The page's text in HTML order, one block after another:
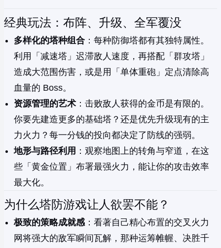
经典玩法：布阵、升级、全军覆没
多样化的塔种组合 ：每种防御塔都有其独特属性。
利用「减速塔」迟滞敌人速度，再搭配「群攻塔」
造成大范围伤害，或是用「单体重砲」定点清除高
血量的 Boss。
资源管理的艺术 ：击败敌人获得的金币是有限的。
你要先建造更多的基础塔？还是优先升级现有的主
力火力？每一分钱的投向都决定了防线的强弱。
地形与路径利用 ：观察地图上的转角与窄道，在这
些「黄金位置」布署最强火力，能让你的攻击效率
最大化。
为什么塔防游戏让人欲罢不能？
极致的策略成就感：看著自己精心布置的交叉火力
网将强大的敌军瞬间瓦解，那种运筹帷幄、决胜千